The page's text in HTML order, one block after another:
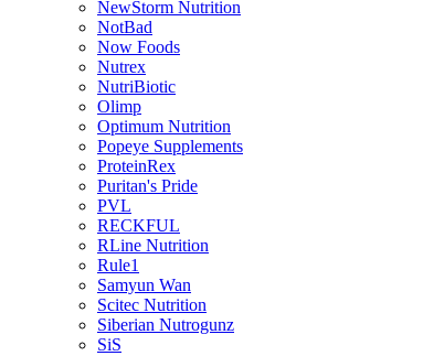
NewStorm Nutrition
NotBad
Now Foods
Nutrex
NutriBiotic
Olimp
Optimum Nutrition
Popeye Supplements
ProteinRex
Puritan's Pride
PVL
RECKFUL
RLine Nutrition
Rule1
Samyun Wan
Scitec Nutrition
Siberian Nutrogunz
SiS